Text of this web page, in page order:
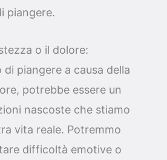
piangere.
o il dolore:
piangere a causa della
potrebbe essere un
nascoste che stiamo
vita reale. Potremmo
difficoltà emotive o